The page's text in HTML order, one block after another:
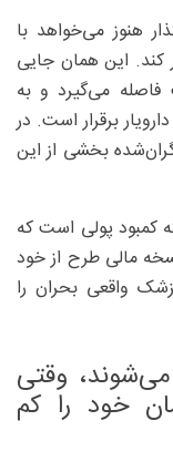
هنوز می‌خواهد با
کند. این همان جایی
می‌گیرد و به
برقرار است. در
بخشی از این
بلکه کمبود پولی است که
مالی طرح از خود
واقعی بحران را
وقتی
خود را کم